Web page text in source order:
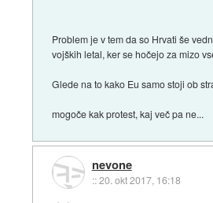
Problem je v tem da so Hrvati še
vojških letal, ker se hočejo za mizo
Glede na to kako Eu samo stoji ob
mogoče kak protest, kaj več pa ne...
nevone
::20. okt 2017, 16:18